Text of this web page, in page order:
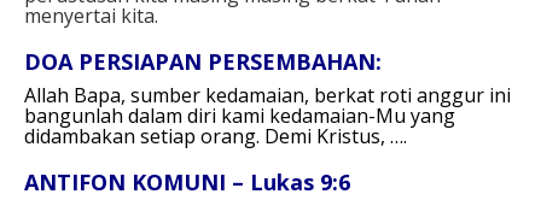
menyertai kita.
DOA PERSIAPAN PERSEMBAHAN:
Allah Bapa, sumber kedamaian, berkat roti anggur ini
bangunlah dalam diri kami kedamaian-Mu yang
didambakan setiap orang. Demi Kristus, ….
ANTIFON KOMUNI – Lukas 9:6